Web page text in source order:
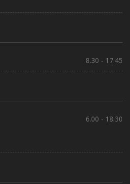
8.30 - 17.45
6.00 - 18.30